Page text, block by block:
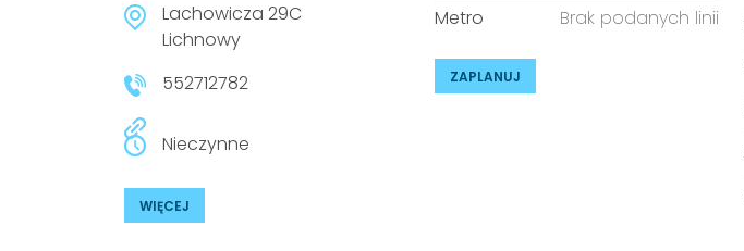
Lachowicza 29C
Lichnowy
552712782
Nieczynne
WIĘCEJ
Metro
Brak podanych linii
ZAPLANUJ